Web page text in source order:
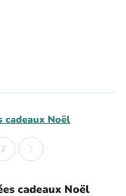
cadeaux Noël
2
cadeaux Noël